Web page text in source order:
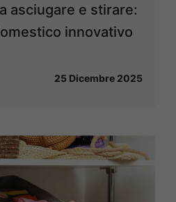
asciugare e stirare:
innovativo
25 Dicembre 2025